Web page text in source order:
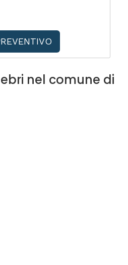
nel comune di